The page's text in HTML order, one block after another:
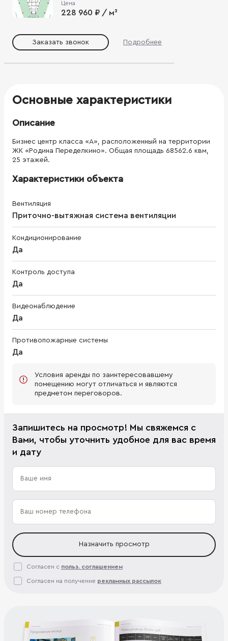
Цена
228 960 ₽ / м²
Заказать звонок Подробнее
Основные характеристики
Описание
Бизнес центр класса «А», расположенный на территории
ЖК «Родина Переделкино». Общая площадь 68562.6 квм,
25 этажей.
Характеристики объекта
Вентиляция
Приточно-вытяжная система вентиляции
Кондиционирование
Да
Контроль доступа
Да
Видеонаблюдение
Да
Противопожарные системы
Да
Условия аренды по заинтересовавшему
помещению могут отличаться и являются
предметом переговоров.
Запишитесь на просмотр! Мы свяжемся с
Вами, чтобы уточнить удобное для вас время
и дату
Назначить просмотр
Согласен с польз. соглашением
Согласен на получение рекламных рассылок